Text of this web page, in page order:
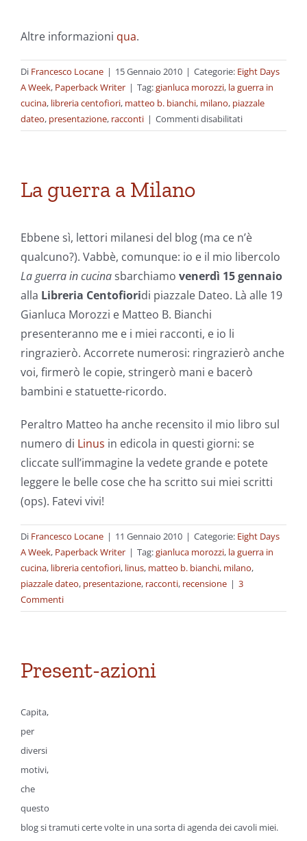
Altre informazioni qua.
Di Francesco Locane | 15 Gennaio 2010 | Categorie: Eight Days
A Week, Paperback Writer | Tag:gianluca morozzi, la guerra in
cucina, libreria centofiori, matteo b. bianchi, milano, piazzale
dateo, presentazione, racconti | Commenti disabilitatisu
Vado
La guerra a Milano
Ebbene sì, lettori milanesi del blog (ma ce n’è
qualcuno?). Vabbè, comunque: io e il mio libercolo
La guerra in cucinasbarchiamo venerdì 15 gennaio
alla Libreria Centofioridi piazzale Dateo. Là alle 19
Gianluca Morozzi e Matteo B. Bianchi
presenteranno me e i miei racconti, e io li
ringrazierò. Accorrete numerosi: ringrazierò anche
voi, firmerò le copie, stringerò mani e bacerò
bambini e statuette-ricordo.
Peraltro Matteo ha anche recensito il mio libro sul
numero di Linus in edicola in questi giorni: se
cliccate sull’immagine la vedete grande e potete
leggere le belle cose che ha scritto sui miei scritti
(ops). Fatevi vivi!
Di Francesco Locane | 11 Gennaio 2010 | Categorie: Eight Days
A Week, Paperback Writer | Tag:gianluca morozzi, la guerra in
cucina, libreria centofiori, linus, matteo b. bianchi, milano,
piazzale dateo, presentazione, racconti, recensione | 3
Commenti
Present-azioni
Capita,
per
diversi
motivi,
che
questo
blog si tramuti certe volte in una sorta di agenda dei cavoli miei.